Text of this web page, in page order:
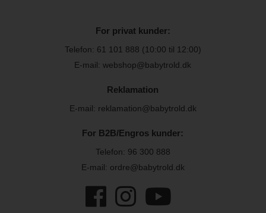
For privat kunder:
Telefon: 61 101 888 (10:00 til 12:00)
E-mail: webshop@babytrold.dk
Reklamation
E-mail: reklamation@babytrold.dk
For B2B/Engros kunder:
Telefon: 96 300 888
E-mail: ordre@babytrold.dk